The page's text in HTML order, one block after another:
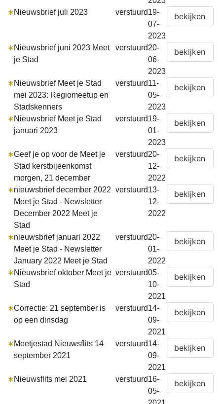
∗Nieuwsbrief juli 2023 verstuurd19-
07-
2023
∗Nieuwsbrief juni 2023 Meet
je Stad
verstuurd20-
06-
2023
∗Nieuwsbrief Meet je Stad
mei 2023: Regiomeetup en
Stadskenners
verstuurd11-
05-
2023
∗Nieuwsbrief Meet je Stad
januari 2023
verstuurd19-
01-
2023
∗Geef je op voor de Meet je
Stad kerstbijeenkomst
morgen, 21 december
verstuurd20-
12-
2022
∗nieuwsbrief december 2022
Meet je Stad - Newsletter
December 2022 Meet je
Stad
verstuurd13-
12-
2022
∗nieuwsbrief januari 2022
Meet je Stad - Newsletter
January 2022 Meet je Stad
verstuurd20-
01-
2022
∗Nieuwsbrief oktober Meet je
Stad
verstuurd05-
10-
2021
∗Correctie: 21 september is
op een dinsdag
verstuurd14-
09-
2021
∗Meetjestad Nieuwsflits 14
september 2021
verstuurd14-
09-
2021
∗Nieuwsflits mei 2021 verstuurd16-
05-